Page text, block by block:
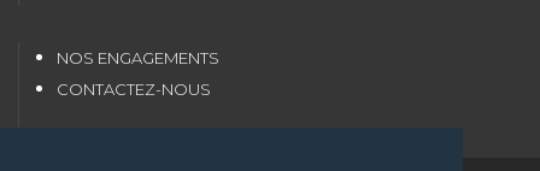
NOS ENGAGEMENTS
CONTACTEZ-NOUS